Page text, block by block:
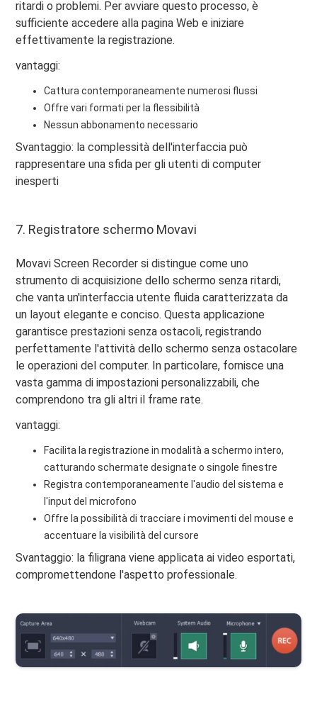
ritardi o problemi. Per avviare questo processo, è
sufficiente accedere alla pagina Web e iniziare
effettivamente la registrazione.
vantaggi:
Cattura contemporaneamente numerosi flussi
Offre vari formati per la flessibilità
Nessun abbonamento necessario
Svantaggio: la complessità dell'interfaccia può
rappresentare una sfida per gli utenti di computer
inesperti
7. Registratore schermo Movavi
Movavi Screen Recorder si distingue come uno
strumento di acquisizione dello schermo senza ritardi,
che vanta un'interfaccia utente fluida caratterizzata da
un layout elegante e conciso. Questa applicazione
garantisce prestazioni senza ostacoli, registrando
perfettamente l'attività dello schermo senza ostacolare
le operazioni del computer. In particolare, fornisce una
vasta gamma di impostazioni personalizzabili, che
comprendono tra gli altri il frame rate.
vantaggi:
Facilita la registrazione in modalità a schermo intero,
catturando schermate designate o singole finestre
Registra contemporaneamente l'audio del sistema e
l'input del microfono
Offre la possibilità di tracciare i movimenti del mouse e
accentuare la visibilità del cursore
Svantaggio: la filigrana viene applicata ai video esportati,
compromettendone l'aspetto professionale.